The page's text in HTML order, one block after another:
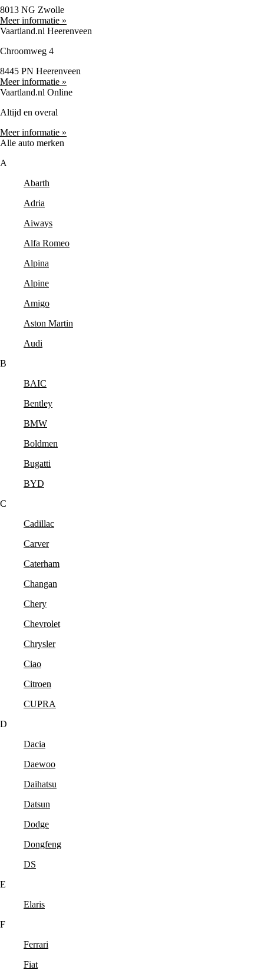
8013 NG Zwolle
Meer informatie »
Vaartland.nl Heerenveen
Chroomweg 4
8445 PN Heerenveen
Meer informatie »
Vaartland.nl Online
Altijd en overal
Meer informatie »
Alle auto merken
A
Abarth
Adria
Aiways
Alfa Romeo
Alpina
Alpine
Amigo
Aston Martin
Audi
B
BAIC
Bentley
BMW
Boldmen
Bugatti
BYD
C
Cadillac
Carver
Caterham
Changan
Chery
Chevrolet
Chrysler
Ciao
Citroen
CUPRA
D
Dacia
Daewoo
Daihatsu
Datsun
Dodge
Dongfeng
DS
E
Elaris
F
Ferrari
Fiat